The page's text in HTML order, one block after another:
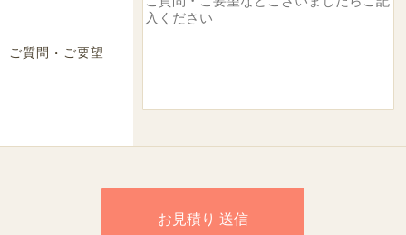
ご質問・ご要望